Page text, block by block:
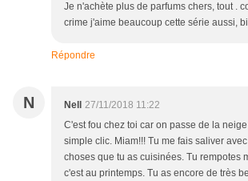
Je n'achète plus de parfums chers, tout .
crime j'aime beaucoup cette série aussi,
Répondre
N Nell
27/11/2018 11:22
C'est fou chez toi car on passe de la
simple clic. Miam!!! Tu me fais saliver
choses que tu as cuisinées. Tu rempotes
c'est au printemps. Tu as encore de très